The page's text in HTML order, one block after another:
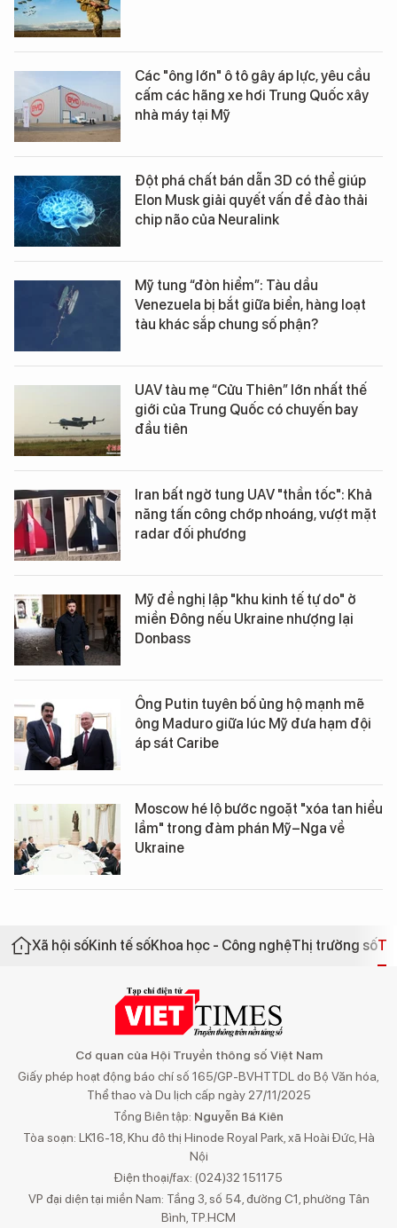
Các "ông lớn" ô tô gây áp lực, yêu cầu
cấm các hãng xe hơi Trung Quốc xây
nhà máy tại Mỹ
Đột phá chất bán dẫn 3D có thể giúp
Elon Musk giải quyết vấn đề đào thải
chip não của Neuralink
Mỹ tung “đòn hiểm”: Tàu dầu
Venezuela bị bắt giữa biển, hàng loạt
tàu khác sắp chung số phận?
UAV tàu mẹ “Cửu Thiên” lớn nhất thế
giới của Trung Quốc có chuyến bay
đầu tiên
Iran bất ngờ tung UAV "thần tốc": Khả
năng tấn công chớp nhoáng, vượt mặt
radar đối phương
Mỹ đề nghị lập "khu kinh tế tự do" ở
miền Đông nếu Ukraine nhượng lại
Donbass
Ông Putin tuyên bố ủng hộ mạnh mẽ
ông Maduro giữa lúc Mỹ đưa hạm đội
áp sát Caribe
Moscow hé lộ bước ngoặt "xóa tan hiểu
lầm" trong đàm phán Mỹ–Nga về
Ukraine
Xã hội sốKinh tế sốKhoa học - Công nghệThị trường số
Cơ quan của Hội Truyền thông số Việt Nam
Giấy phép hoạt động báo chí số 165/GP-BVHTTDL do Bộ Văn hóa,
Thể thao và Du lịch cấp ngày 27/11/2025
Tổng Biên tập: Nguyễn Bá Kiên
Tòa soạn: LK16-18, Khu đô thị Hinode Royal Park, xã Hoài Đức, Hà
Nội
Điện thoại/fax: (024)32 151175
VP đại diện tại miền Nam: Tầng 3, số 54, đường C1, phường Tân
Bình, TP.HCM